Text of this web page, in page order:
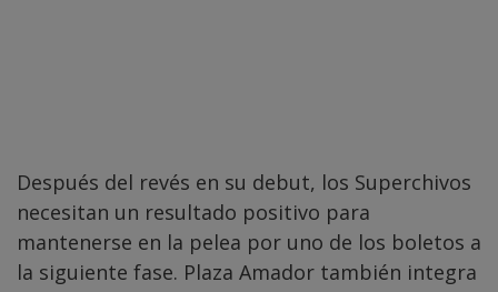
Después del revés en su debut, los Superchivos
necesitan un resultado positivo para
mantenerse en la pelea por uno de los boletos a
la siguiente fase. Plaza Amador también integra